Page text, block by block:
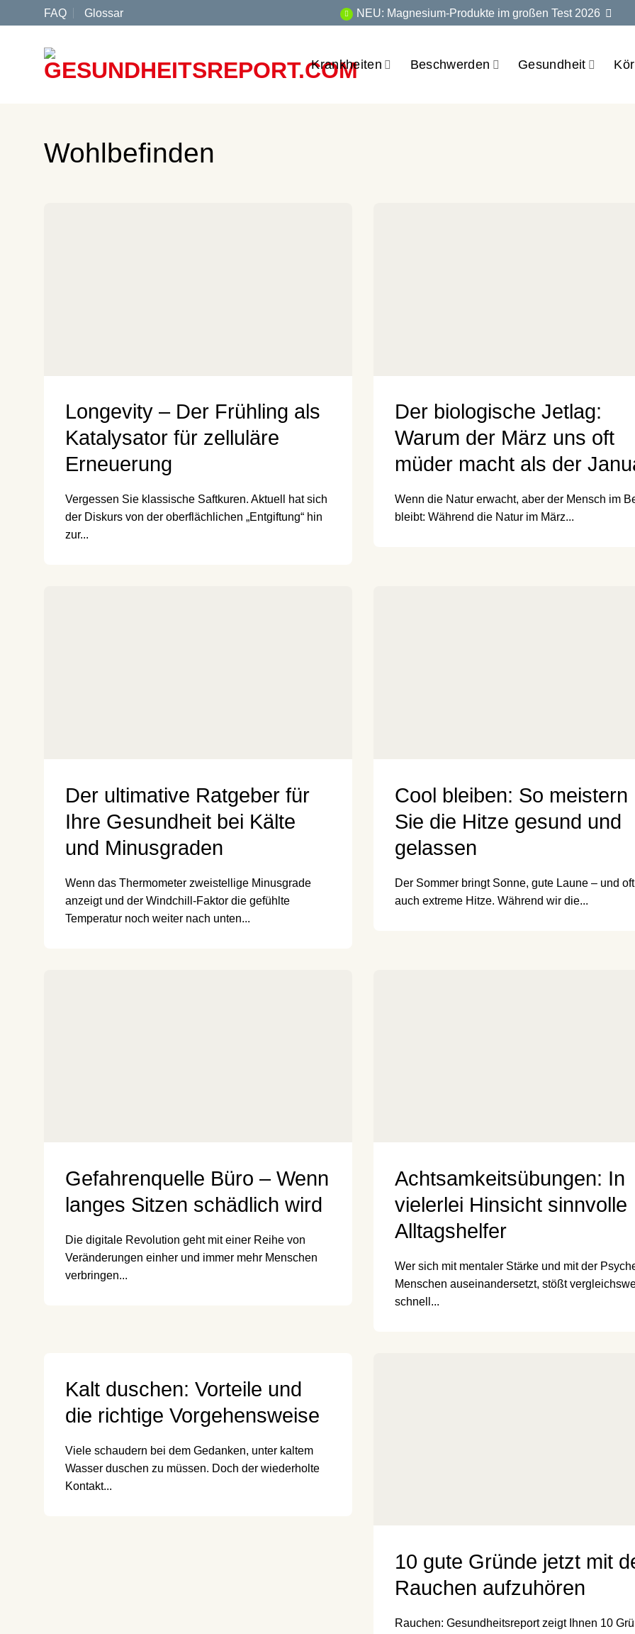
Inhalt
springen
FAQ Glossar NEU: Magnesium-Produkte im großen Test 2026
Krankheiten Beschwerden Gesundheit
Wohlbefinden
Longevity – Der Frühling als
Katalysator für zelluläre
Erneuerung
Vergessen Sie klassische Saftkuren. Aktuell hat sich
der Diskurs von der oberflächlichen „Entgiftung“ hin
zur...
Der biologische Jetlag:
Warum der März uns oft
müder macht als der
Wenn die Natur erwacht, aber der Mensch im
bleibt: Während die Natur im März...
Der ultimative Ratgeber für
Ihre Gesundheit bei Kälte
und Minusgraden
Wenn das Thermometer zweistellige Minusgrade
anzeigt und der Windchill-Faktor die gefühlte
Temperatur noch weiter nach unten...
Cool bleiben: So meistern
Sie die Hitze gesund und
gelassen
Der Sommer bringt Sonne, gute Laune – und oft
auch extreme Hitze. Während wir die...
Gefahrenquelle Büro – Wenn
langes Sitzen schädlich wird
Die digitale Revolution geht mit einer Reihe von
Veränderungen einher und immer mehr Menschen
verbringen...
Achtsamkeitsübungen: In
vielerlei Hinsicht sinnvolle
Alltagshelfer
Wer sich mit mentaler Stärke und mit der
Menschen auseinandersetzt, stößt
schnell...
Kalt duschen: Vorteile und
die richtige Vorgehensweise
Viele schaudern bei dem Gedanken, unter kaltem
Wasser duschen zu müssen. Doch der wiederholte
Kontakt...
10 gute Gründe jetzt mit
Rauchen aufzuhören
Rauchen: Gesundheitsreport zeigt Ihnen 10